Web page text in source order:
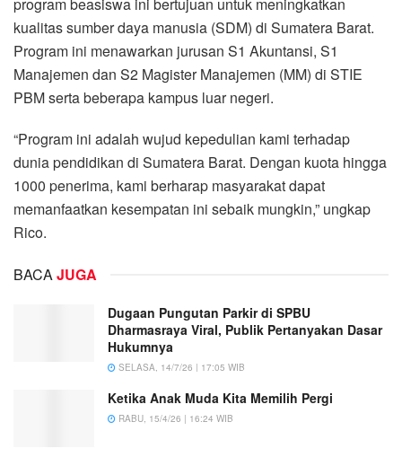
program beasiswa ini bertujuan untuk meningkatkan
kualitas sumber daya manusia (SDM) di Sumatera Barat.
Program ini menawarkan jurusan S1 Akuntansi, S1
Manajemen dan S2 Magister Manajemen (MM) di STIE
PBM serta beberapa kampus luar negeri.
“Program ini adalah wujud kepedulian kami terhadap
dunia pendidikan di Sumatera Barat. Dengan kuota hingga
1000 penerima, kami berharap masyarakat dapat
memanfaatkan kesempatan ini sebaik mungkin,” ungkap
Rico.
BACAJUGA
Dugaan Pungutan Parkir di SPBU
Dharmasraya Viral, Publik Pertanyakan Dasar
Hukumnya
SELASA, 14/7/26 | 17:05 WIB
Ketika Anak Muda Kita Memilih Pergi
RABU, 15/4/26 | 16:24 WIB